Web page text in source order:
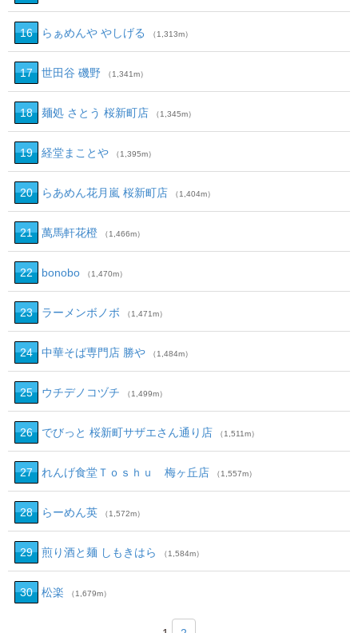
16 らぁめんや やしげる （1,313m）
17 世田谷 磯野 （1,341m）
18 麺処 さとう 桜新町店 （1,345m）
19 経堂まことや （1,395m）
20 らあめん花月嵐 桜新町店 （1,404m）
21 萬馬軒花橙 （1,466m）
22 bonobo （1,470m）
23 ラーメンボノボ （1,471m）
24 中華そば専門店 勝や （1,484m）
25 ウチデノコヅチ （1,499m）
26 でびっと 桜新町サザエさん通り店 （1,511m）
27 れんげ食堂Ｔｏｓｈｕ 梅ヶ丘店 （1,557m）
28 らーめん英 （1,572m）
29 煎り酒と麺 しもきはら （1,584m）
30 松楽 （1,679m）